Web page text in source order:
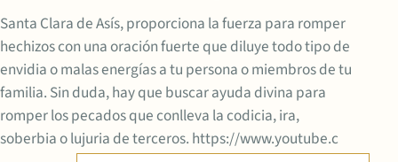
Santa Clara de Asís, proporciona la fuerza para romper
hechizos con una oración fuerte que diluye todo tipo de
envidia o malas energías a tu persona o miembros de tu
familia. Sin duda, hay que buscar ayuda divina para
romper los pecados que conlleva la codicia, ira,
soberbia o lujuria de terceros. https://www.youtube.c